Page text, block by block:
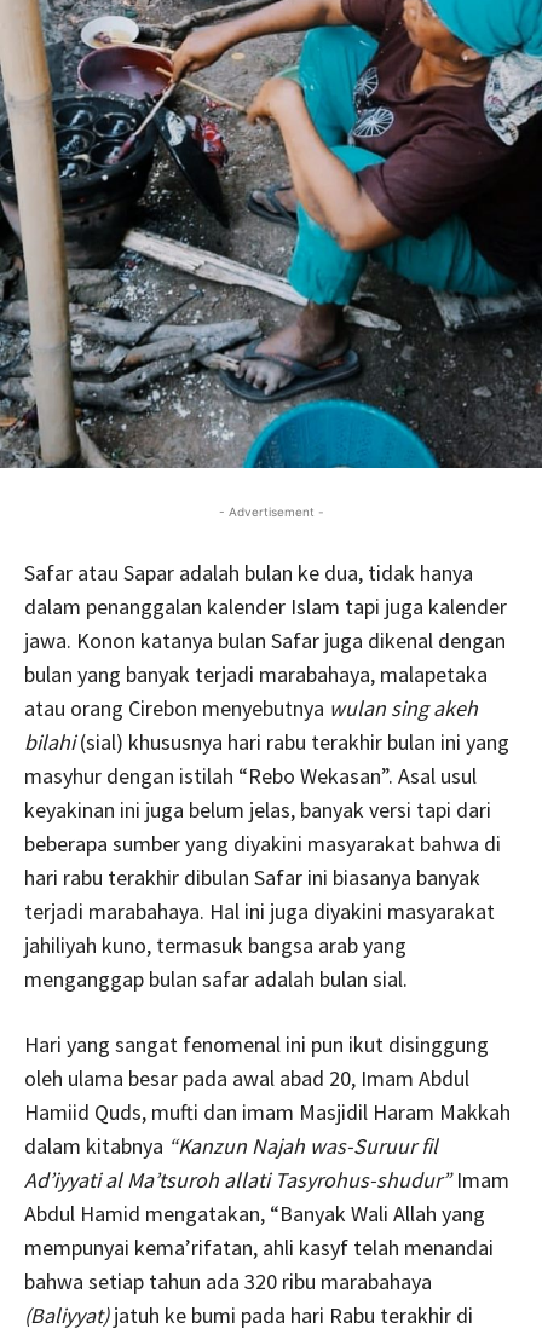
- Advertisement -
Safar atau Sapar adalah bulan ke dua, tidak hanya
dalam penanggalan kalender Islam tapi juga kalender
jawa. Konon katanya bulan Safar juga dikenal dengan
bulan yang banyak terjadi marabahaya, malapetaka
atau orang Cirebon menyebutnya wulan sing akeh
bilahi(sial) khususnya hari rabu terakhir bulan ini yang
masyhur dengan istilah “Rebo Wekasan”. Asal usul
keyakinan ini juga belum jelas, banyak versi tapi dari
beberapa sumber yang diyakini masyarakat bahwa di
hari rabu terakhir dibulan Safar ini biasanya banyak
terjadi marabahaya. Hal ini juga diyakini masyarakat
jahiliyah kuno, termasuk bangsa arab yang
menganggap bulan safar adalah bulan sial.
Hari yang sangat fenomenal ini pun ikut disinggung
oleh ulama besar pada awal abad 20, Imam Abdul
Hamiid Quds, mufti dan imam Masjidil Haram Makkah
dalam kitabnya “Kanzun Najah was-Suruur fil
Ad’iyyati al Ma’tsuroh allati Tasyrohus-shudur”Imam
Abdul Hamid mengatakan, “Banyak Wali Allah yang
mempunyai kema’rifatan, ahli kasyf telah menandai
bahwa setiap tahun ada 320 ribu marabahaya
(Baliyyat)jatuh ke bumi pada hari Rabu terakhir di